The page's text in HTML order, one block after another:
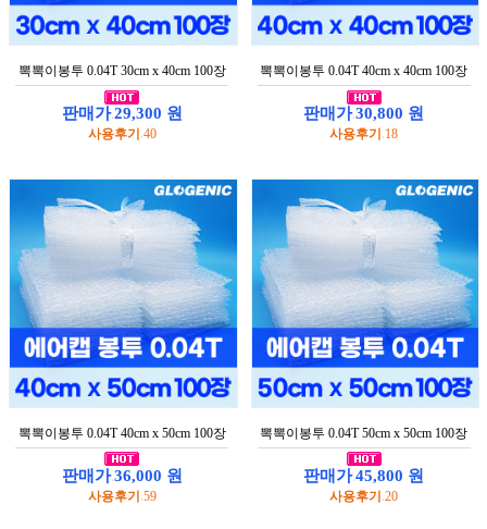
기
개
정
보
보
정
책
관최
주
뽁뽁이봉투 0.04T 30cm x 40cm 100장
판매가 : 29,300 원
사용후기 : 40
뽁뽁이봉투 0.04T 40cm x 40cm 100장
판매가: 30,800 원
사용후기 : 18
뽁뽁이봉투 0.04T 40cm x 50cm 100장
판매가 : 36,000 원
사용후기 : 59
뽁뽁이봉투 0.04T 50cm x 50cm 100장
판매가: 45,800 원
사용후기 : 20